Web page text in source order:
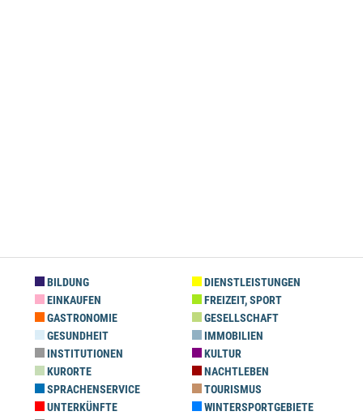
BILDUNG
DIENSTLEISTUNGEN
EINKAUFEN
FREIZEIT, SPORT
GASTRONOMIE
GESELLSCHAFT
GESUNDHEIT
IMMOBILIEN
INSTITUTIONEN
KULTUR
KURORTE
NACHTLEBEN
SPRACHENSERVICE
TOURISMUS
UNTERKÜNFTE
WINTERSPORTGEBIETE